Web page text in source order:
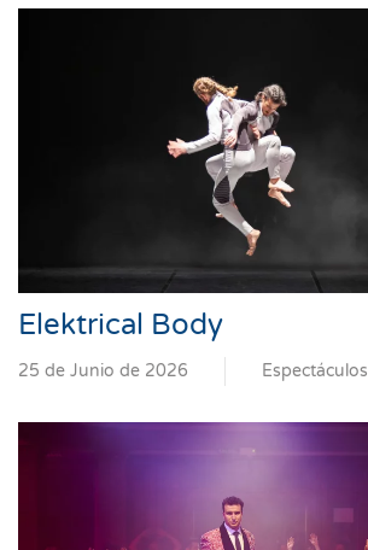
Elektrical Body
25 de Junio de 2026 Espectáculos